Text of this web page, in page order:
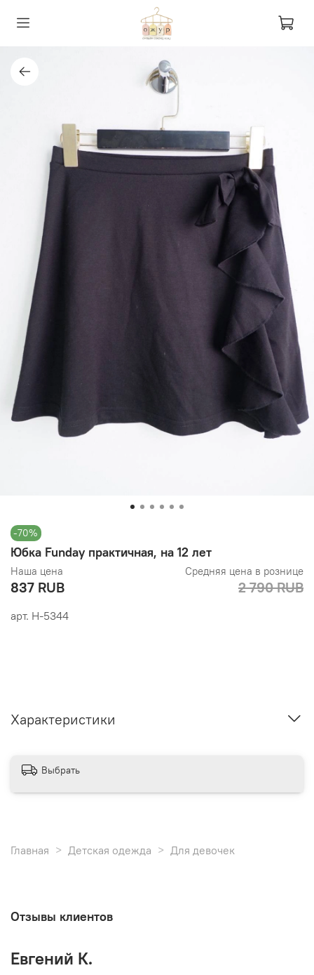
-70%
арт. Н-5344
Юбка Funday практичная, на 12 лет
Наша цена
837 RUB
Средняя цена в рознице
2 790 RUB
Характеристики
Выбрать
Главная Детская одежда Для девочек
Отзывы клиентов
Евгений К.